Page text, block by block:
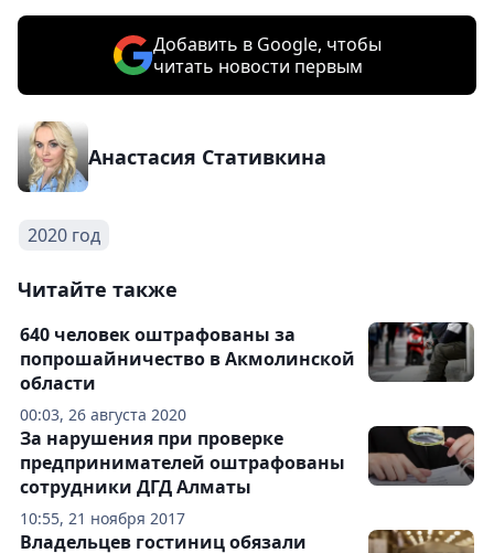
Добавить в Google, чтобы
читать новости первым
Анастасия Стативкина
2020 год
Читайте также
00:03, 26 августа 2020
640 человек оштрафованы за
попрошайничество в Акмолинской
области
10:55, 21 ноября 2017
За нарушения при проверке
предпринимателей оштрафованы
сотрудники ДГД Алматы
Владельцев гостиниц обязали